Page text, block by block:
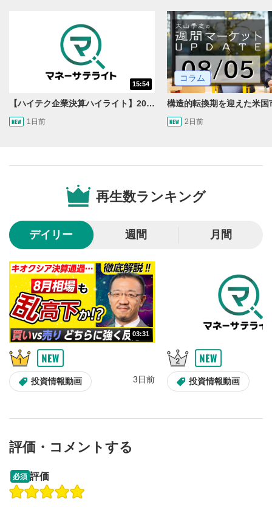
クリックするとYouTubeの「後で見る」の再生リスト
に追加されます。
スマートフォンで視聴の場合は動画再生エリア右上のメニュ
ー内にあります。
SNSやメールなどで動画を共有・シェアすることがで
きます。
スマートフォンで視聴の場合は動画再生エリア右上のメニュ
するとその位置から動画が再生されます。
動画が再生または一時停止します。
スライダーを上下すると音量が調整できます。
スマートフォンで視聴の場合は端末の音量調節ボタンを利用
してください。
8
字幕設定
クリックすると字幕を付けることができます。
字幕は自動生成です。
スマートフォンで視聴の場合は画面右下の設定(歯車マーク)
より選択できます。
9
再生速度/画質の設定
10
YouTubeリンク
クリックするとYouTubeサイトに移動します。
11 全画面表示
15:54
【ハイテク企業決算ハイライト】2027年分のメモリに売切れ報道!?＜米国マーケットダイジェスト8/5号＞
1日前
コラム
2日前
再生数ランキング
デイリー 週間 月間
03:31
投資情報動画 3日前 投資情報動画
操作説明動画
評価・コメントする
必須 評価